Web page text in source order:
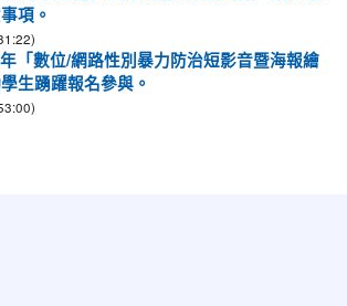
項。
「數位/網路性別暴力防治短影音暨海報繪
生踴躍報名參與。